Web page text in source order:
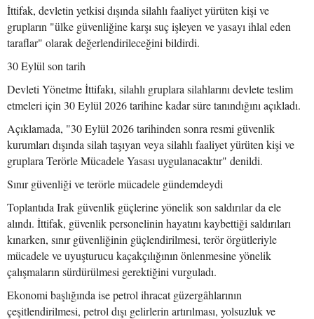
İttifak, devletin yetkisi dışında silahlı faaliyet yürüten kişi ve
grupların "ülke güvenliğine karşı suç işleyen ve yasayı ihlal eden
taraflar" olarak değerlendirileceğini bildirdi.
30 Eylül son tarih
Devleti Yönetme İttifakı, silahlı gruplara silahlarını devlete teslim
etmeleri için 30 Eylül 2026 tarihine kadar süre tanındığını açıkladı.
Açıklamada, "30 Eylül 2026 tarihinden sonra resmi güvenlik
kurumları dışında silah taşıyan veya silahlı faaliyet yürüten kişi ve
gruplara Terörle Mücadele Yasası uygulanacaktır" denildi.
Sınır güvenliği ve terörle mücadele gündemdeydi
Toplantıda Irak güvenlik güçlerine yönelik son saldırılar da ele
alındı. İttifak, güvenlik personelinin hayatını kaybettiği saldırıları
kınarken, sınır güvenliğinin güçlendirilmesi, terör örgütleriyle
mücadele ve uyuşturucu kaçakçılığının önlenmesine yönelik
çalışmaların sürdürülmesi gerektiğini vurguladı.
Ekonomi başlığında ise petrol ihracat güzergâhlarının
çeşitlendirilmesi, petrol dışı gelirlerin artırılması, yolsuzluk ve